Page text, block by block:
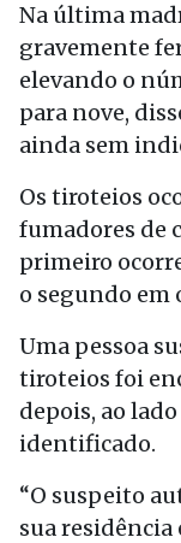
Na última
gravemente
elevando o
para nove,
ainda sem
Os tiroteios
fumadores de
primeiro
o segundo em
Uma pessoa
tiroteios foi
depois, ao
identificado.
“O suspeito
sua residência